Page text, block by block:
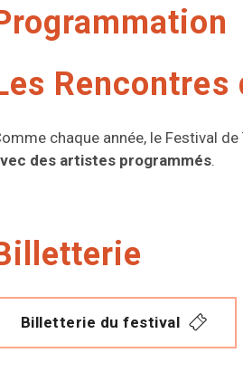
Rencontres
chaque année, le Festival
des artistes programmés.
Billetterie du festival